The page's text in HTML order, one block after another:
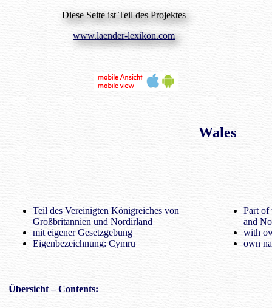
Diese Seite ist Teil des Projektes
www.laender-lexikon.com
Wales
Teil des Vereinigten Königreiches von
Großbritannien und Nordirland
mit eigener Gesetzgebung
Eigenbezeichnung: Cymru
Part of
and
with
own
Übersicht– Contents: